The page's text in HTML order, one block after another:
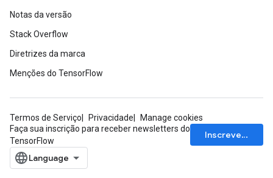
Notas da versão
Stack Overflow
Diretrizes da marca
Menções do TensorFlow
Termos de Serviço Privacidade
Manage cookies
Faça sua inscrição para receber newsletters do
TensorFlow
Inscrever-se